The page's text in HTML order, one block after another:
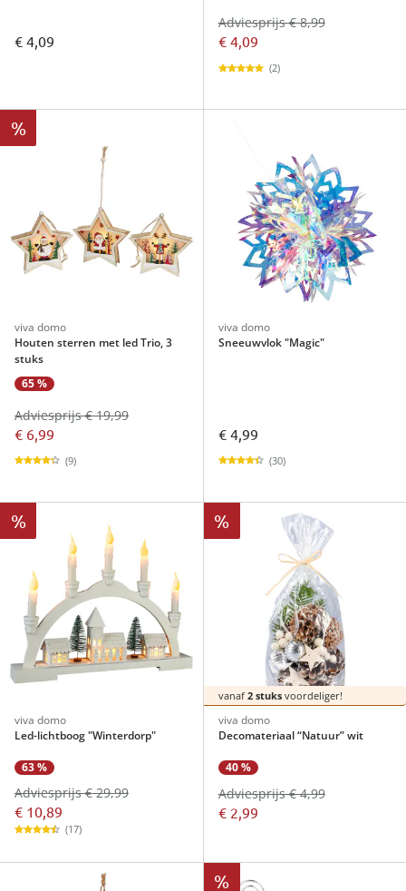
€ 4,09 € 4,09
Adviesprijs € 8,99
(2)
%
viva domo
Houten sterren met led Trio, 3
stuks
65 %
€ 6,99
Adviesprijs € 19,99
(9)
viva domo
Sneeuwvlok "Magic"
€ 4,99
(30)
%
viva domo
Led-lichtboog "Winterdorp"
63 %
€ 10,89
Adviesprijs € 29,99
(17)
%
vanaf 2 stuksvoordeliger!
viva domo
Decomateriaal “Natuur” wit
40 %
€ 2,99
Adviesprijs € 4,99
%